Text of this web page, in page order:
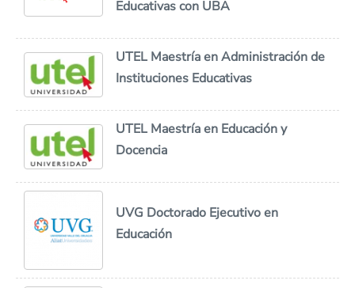
Educativas con UBA
UTEL Maestría en Administración de
Instituciones Educativas
UTEL Maestría en Educación y
Docencia
UVG Doctorado Ejecutivo en
Educación